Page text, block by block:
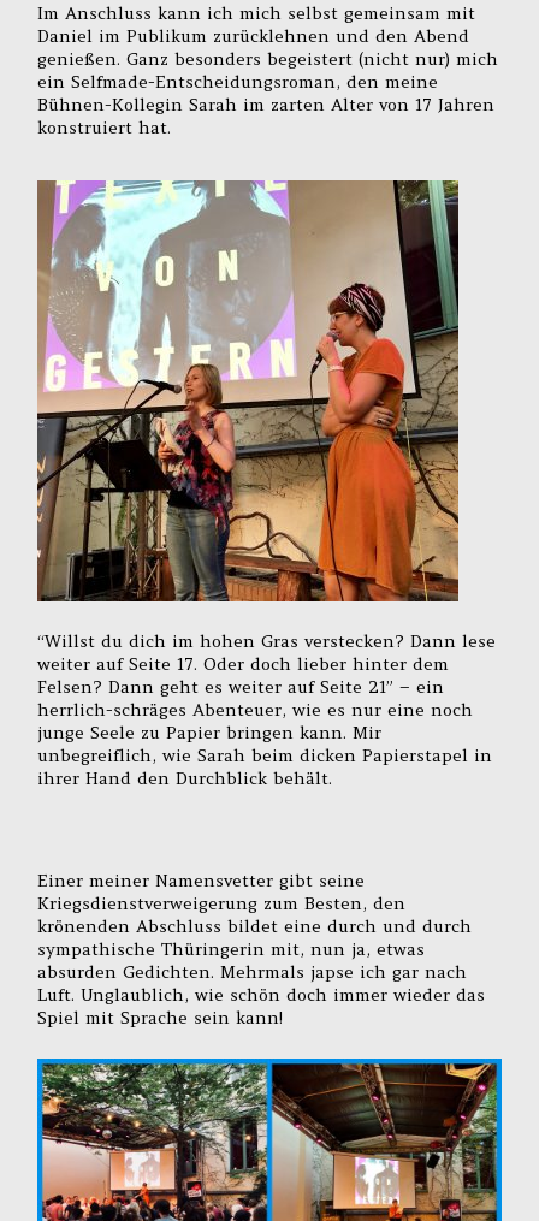
Im Anschluss kann ich mich selbst gemeinsam mit
Daniel im Publikum zurücklehnen und den Abend
genießen. Ganz besonders begeistert (nicht nur) mich
ein Selfmade-Entscheidungsroman, den meine
Bühnen-Kollegin Sarah im zarten Alter von 17 Jahren
konstruiert hat.
“Willst du dich im hohen Gras verstecken? Dann lese
weiter auf Seite 17. Oder doch lieber hinter dem
Felsen? Dann geht es weiter auf Seite 21” – ein
herrlich-schräges Abenteuer, wie es nur eine noch
junge Seele zu Papier bringen kann. Mir
unbegreiflich, wie Sarah beim dicken Papierstapel in
ihrer Hand den Durchblick behält.
Einer meiner Namensvetter gibt seine
Kriegsdienstverweigerung zum Besten, den
krönenden Abschluss bildet eine durch und durch
sympathische Thüringerin mit, nun ja, etwas
absurden Gedichten. Mehrmals japse ich gar nach
Luft. Unglaublich, wie schön doch immer wieder das
Spiel mit Sprache sein kann!